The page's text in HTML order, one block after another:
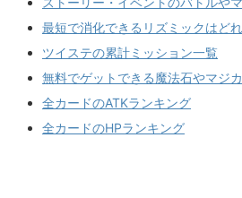
最短で消化できるリズミックはど
ツイステの累計ミッション一覧
無料でゲットできる魔法石やマジ
全カードのATKランキング
全カードのHPランキング